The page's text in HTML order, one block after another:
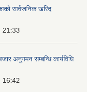
सार्वजनिक खरिद
21:33
अनुगमन सम्बन्धि कार्यविधि
16:42